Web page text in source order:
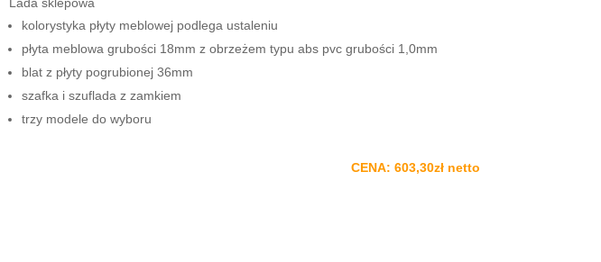
kolorystyka płyty meblowej podlega ustaleniu
płyta meblowa grubości 18mm z obrzeżem typu abs pvc grubości 1,0mm
blat z płyty pogrubionej 36mm
szafka i szuflada z zamkiem
trzy modele do wyboru
CENA: 603,30zł netto